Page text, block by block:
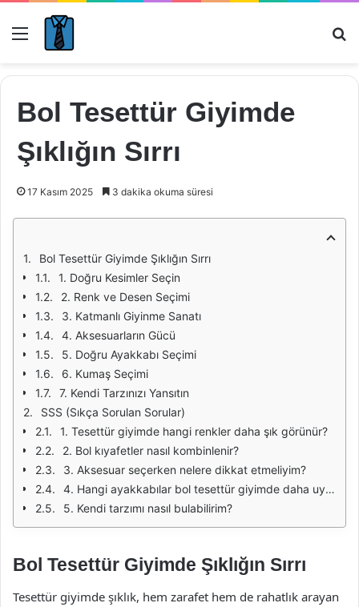
Menü
Bol Tesettür Giyimde
Şıklığın Sırrı
17 Kasım 2025 3 dakika okuma süresi
Bol Tesettür Giyimde Şıklığın Sırrı
1. Doğru Kesimler Seçin
2. Renk ve Desen Seçimi
3. Katmanlı Giyinme Sanatı
4. Aksesuarların Gücü
5. Doğru Ayakkabı Seçimi
6. Kumaş Seçimi
7. Kendi Tarzınızı Yansıtın
SSS (Sıkça Sorulan Sorular)
1. Tesettür giyimde hangi renkler daha şık görünür?
2. Bol kıyafetler nasıl kombinlenir?
3. Aksesuar seçerken nelere dikkat etmeliyim?
4. Hangi ayakkabılar bol tesettür giyimde daha uygundur?
5. Kendi tarzımı nasıl bulabilirim?
Bol Tesettür Giyimde Şıklığın Sırrı
Tesettür giyimde şıklık, hem zarafet hem de rahatlık arayan